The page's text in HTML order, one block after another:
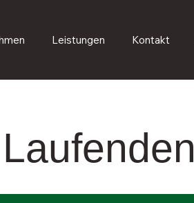
Leistungen Kontakt